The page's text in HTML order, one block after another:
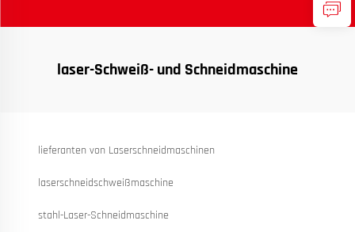
laser-Schweiß- und Schneidmaschine
lieferanten von Laserschneidmaschinen
laserschneidschweißmaschine
stahl-Laser-Schneidmaschine